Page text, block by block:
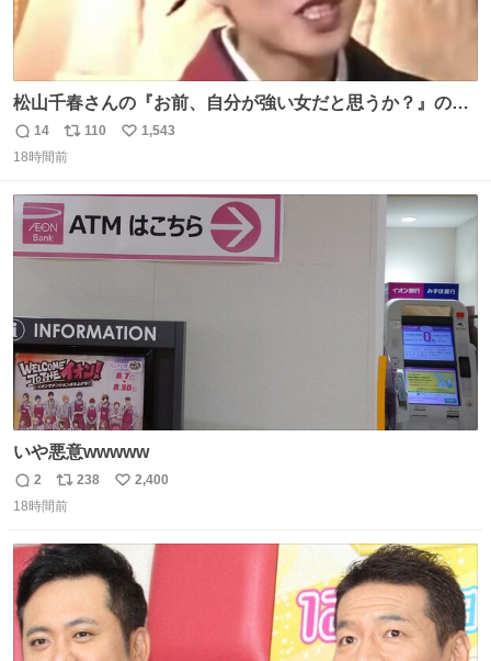
松山千春さんの『お前、自分が強い女だと思うか？』の一
言で… 中森明菜さんが思わず本音をこぼす瞬間😭
返
信
14
リ
ポ
ト
数
110
い
1,543
18時間前
いや悪意wwwww
返
信
2
リ
ポ
ト
数
238
い
数
2,400
18時間前